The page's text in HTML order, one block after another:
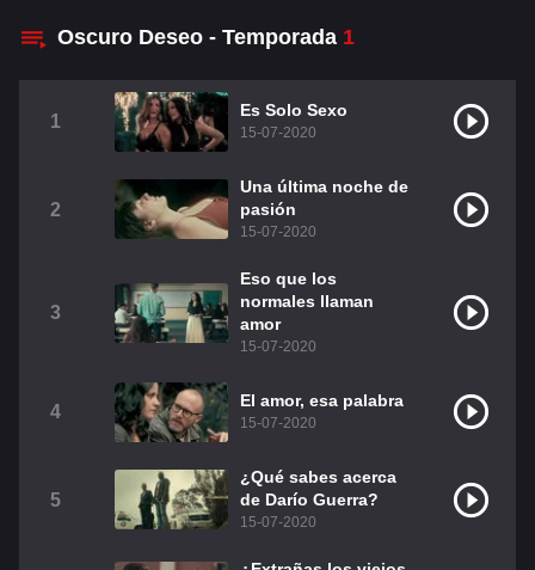
Alfonso Herrera Anahí
Dulce María Maite Perroni
DUBLADO
Alfonso Herrera Anahí
Christian Chavez
Dulce María
LEGENDADO
Oscuro Deseo - Temporada 1
1
Es Solo Sexo
15-07-2020
2
Una última noche de
pasión
15-07-2020
3
Eso que los
normales llaman
amor
15-07-2020
4
El amor, esa palabra
15-07-2020
5
¿Qué sabes acerca
de Darío Guerra?
15-07-2020